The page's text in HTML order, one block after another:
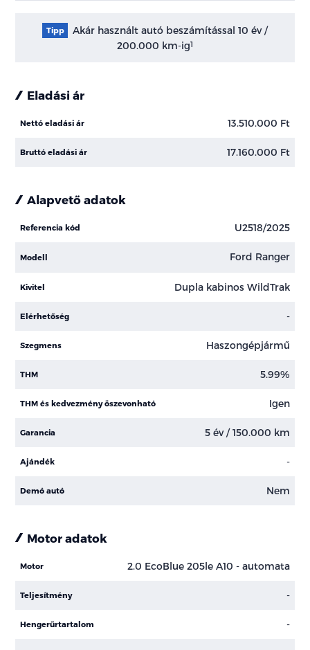
Tipp
Akár használt autó beszámítással 10 év /
200.000 km-ig1
Eladási ár
Nettó eladási ár 13.510.000 Ft
Bruttó eladási ár 17.160.000 Ft
Alapvető adatok
Referencia kód U2518/2025
Modell Ford Ranger
Kivitel Dupla kabinos WildTrak
Elérhetőség -
Szegmens Haszongépjármű
THM 5.99%
THM és kedvezmény öszevonható Igen
Garancia 5 év / 150.000 km
Ajándék -
Demó autó Nem
Motor adatok
Motor 2.0 EcoBlue 205le A10 - automata
Teljesítmény -
Hengerűrtartalom -